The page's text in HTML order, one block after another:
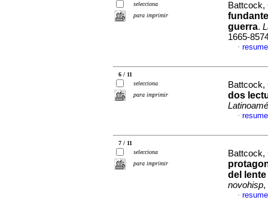
selecciona
para imprimir
guerra.
1665-
·
6 / 11
selecciona
para imprimir
dos
·
7 / 11
selecciona
para imprimir
Battcock,
del
novohisp,
·